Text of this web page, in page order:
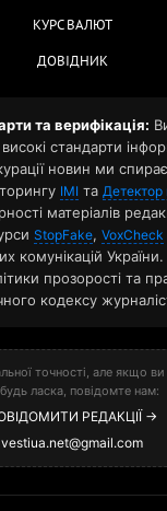
КУРС ВАЛЮТ
ДОВІДНИК
та верифікація:
стандарти
новин ми
ІМІ та Детектор
матеріалів
StopFake, VoxCheck
комунікацій
прозорості та
кодексу
точності, але якщо
ласка, повідомте нам:
РЕДАКЦІЇ →
vestiua.net@gmail.com